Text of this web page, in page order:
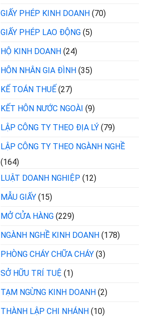
GIẤY PHÉP KINH DOANH (70)
GIẤY PHÉP LAO ĐỘNG (5)
HỘ KINH DOANH (24)
HÔN NHÂN GIA ĐÌNH (35)
KẾ TOÁN THUẾ (27)
KẾT HÔN NƯỚC NGOÀI (9)
LẬP CÔNG TY THEO ĐỊA LÝ (79)
LẬP CÔNG TY THEO NGÀNH NGHỀ
(164)
LUẬT DOANH NGHIỆP (12)
MẪU GIẤY (15)
MỞ CỬA HÀNG (229)
NGÀNH NGHỀ KINH DOANH (178)
PHÒNG CHÁY CHỮA CHÁY (3)
SỞ HỮU TRÍ TUỆ (1)
TẠM NGỪNG KINH DOANH (2)
THÀNH LẬP CHI NHÁNH (10)